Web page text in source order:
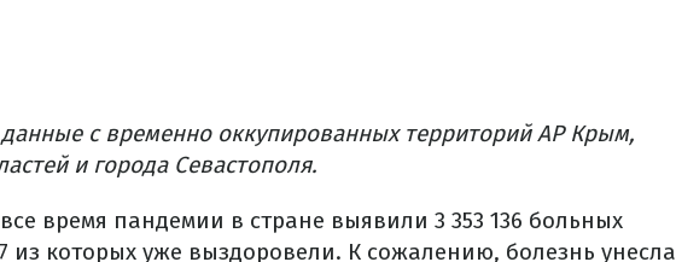
данные с временно оккупированных территорий АР Крым,
и города Севастополя.
время пандемии в стране выявили 3 353 136 больных
из которых уже выздоровели. К сожалению, болезнь унесла